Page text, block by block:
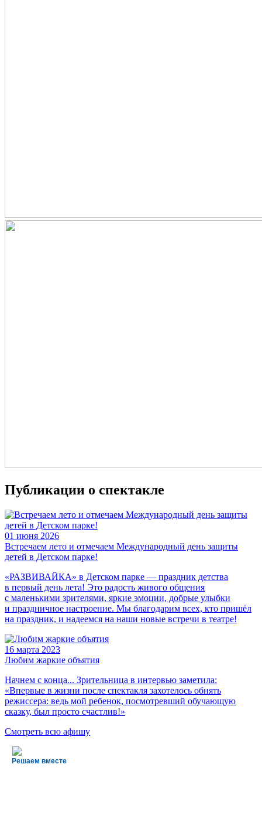
Публикации о спектакле
01 июня 2026
Встречаем лето и отмечаем Международный день защиты
детей в Детском парке!
«РАЗВИВАЙКА» в Детском парке — праздник детства
в первый день лета! Это радость живого общения
с маленькими зрителями, яркие эмоции, добрые улыбки
и праздничное настроение. Мы благодарим всех, кто пришёл
на праздник, и надеемся на наши новые встречи в театре!
16 марта 2023
Любим жаркие объятия
Начнем с конца... Зрительница в интервью заметила:
«Впервые в жизни после спектакля захотелось обнять
режиссера: ведь мой ребенок, посмотревший обучающую
сказку, был просто счастлив!»
Смотреть всю афишу
Решаем вместе